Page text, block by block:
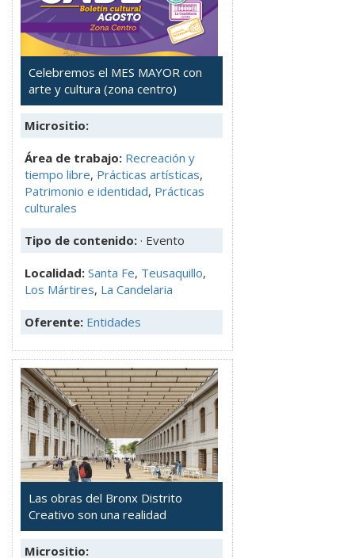
Celebremos el MES MAYOR con
arte y cultura (zona centro)
Micrositio:
Área de trabajo: Recreación y
tiempo libre, Prácticas artísticas,
Patrimonio e identidad, Prácticas
culturales
Tipo de contenido: · Evento
Localidad: Santa Fe, Teusaquillo,
Los Mártires, La Candelaria
Oferente: Entidades
Las obras del Bronx Distrito
Creativo son una realidad
Micrositio: